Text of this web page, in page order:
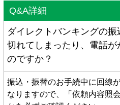
Q&A詳細
ダイレクトバンキングの
切れてしまったり、電話
のですか？
振込・振替のお手続中に回線
なりますので、「依頼内容照